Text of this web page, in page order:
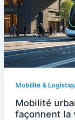
Mobilité &
Mobilité
façonnent la